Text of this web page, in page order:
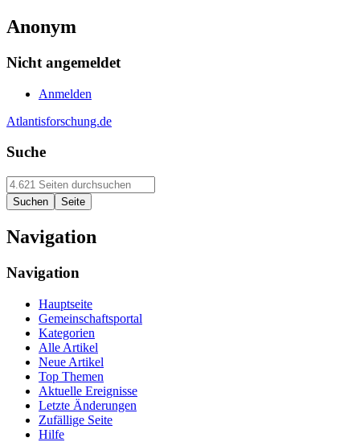
Anonym
Nicht angemeldet
Anmelden
Atlantisforschung.de
Suche
Navigation
Navigation
Hauptseite
Gemeinschaftsportal
Kategorien
Alle Artikel
Neue Artikel
Top Themen
Aktuelle Ereignisse
Letzte Änderungen
Zufällige Seite
Hilfe